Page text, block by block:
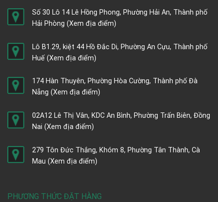
Số 30 Lô 14 Lê Hồng Phong, Phường Hải An, Thành phố
Hải Phòng (Xem địa điểm)
Lô B1.29, kiệt 44 Hồ Đắc Di, Phường An Cựu, Thành phố
Huế (Xem địa điểm)
174 Hàn Thuyên, Phường Hòa Cường, Thành phố Đà
Nẵng (Xem địa điểm)
02A12 Lê Thị Vân, KDC An Bình, Phường Trấn Biên, Đồng
Nai (Xem địa điểm)
279 Tôn Đức Thắng, Khóm 8, Phường Tân Thành, Cà
Mau (Xem địa điểm)
PHƯƠNG THỨC ĐẶT HÀNG